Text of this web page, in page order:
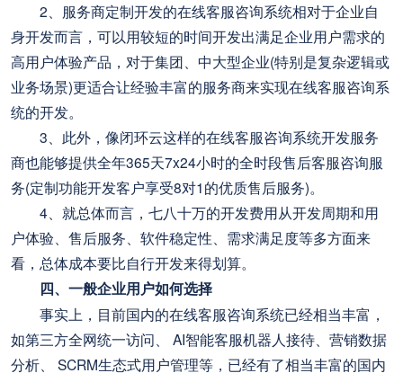
2、服务商定制开发的在线客服咨询系统相对于企业自
身开发而言，可以用较短的时间开发出满足企业用户需求的
高用户体验产品，对于集团、中大型企业(特别是复杂逻辑或
业务场景)更适合让经验丰富的服务商来实现在线客服咨询系
统的开发。
3、此外，像闭环云这样的在线客服咨询系统开发服务
商也能够提供全年365天7x24小时的全时段售后客服咨询服
务(定制功能开发客户享受8对1的优质售后服务)。
4、就总体而言，七八十万的开发费用从开发周期和用
户体验、售后服务、软件稳定性、需求满足度等多方面来
看，总体成本要比自行开发来得划算。
四、一般企业用户如何选择
事实上，目前国内的在线客服咨询系统已经相当丰富，
如第三方全网统一访问、 AI智能客服机器人接待、营销数据
分析、 SCRM生态式用户管理等，已经有了相当丰富的国内